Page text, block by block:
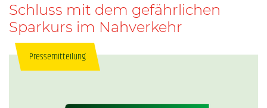
Pressemitteilung
Schluss mit dem gefährlichen
Sparkurs im Nahverkehr